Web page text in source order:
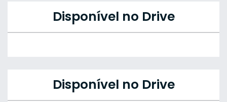
Disponível no Drive
Disponível no Drive